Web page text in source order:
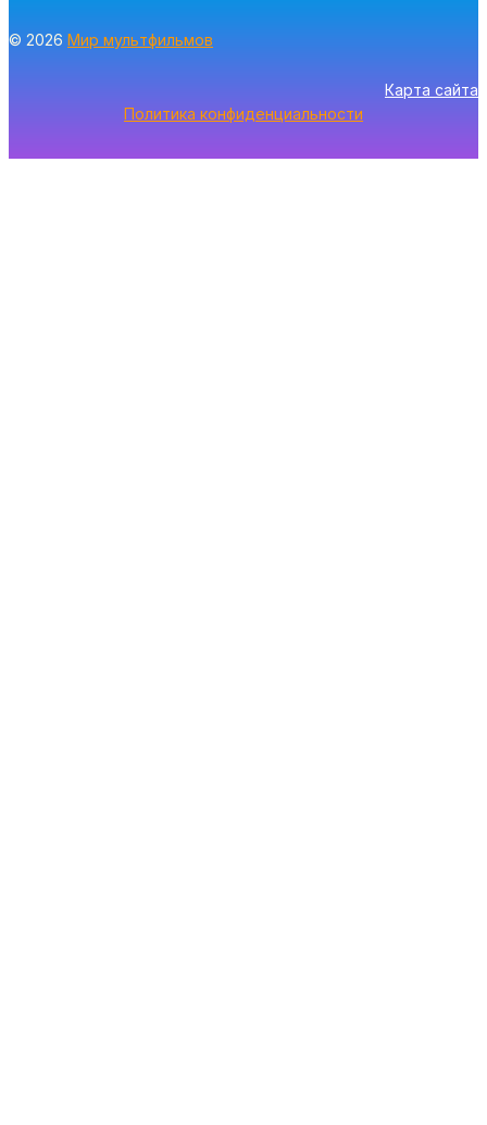
© 2026 Мир мультфильмов
Карта сайта
Политика конфиденциальности